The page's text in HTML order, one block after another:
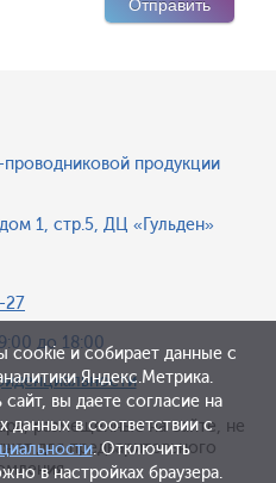
продукции
1, стр.5, ДЦ «Гульден»
27
до 18:00
размещенные на сайте, не
для предварительного
cookie и собирает данные с
Яндекс.Метрика.
вы даете согласие на
данных в соответствии с
. Отключить
в настройках браузера.